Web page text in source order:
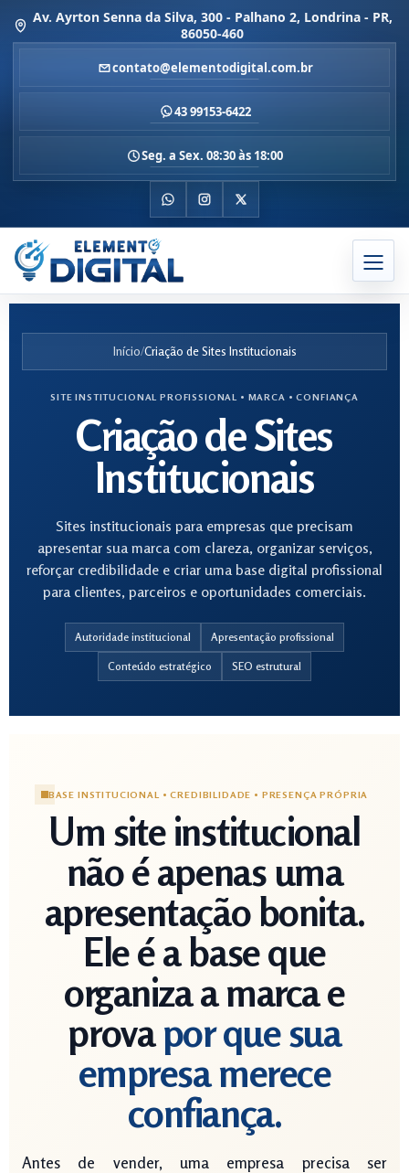
Av. Ayrton Senna da Silva, 300 - Palhano 2, Londrina - PR,
86050-460
contato@elementodigital.com.br
43 99153-6422
Seg. a Sex. 08:30 às 18:00
Início/Criação de Sites Institucionais
SITE INSTITUCIONAL PROFISSIONAL • MARCA • CONFIANÇA
Criação de Sites
Institucionais
Sites institucionais para empresas que precisam
apresentar sua marca com clareza, organizar serviços,
reforçar credibilidade e criar uma base digital profissional
para clientes, parceiros e oportunidades comerciais.
Autoridade institucional Apresentação profissional
Conteúdo estratégico SEO estrutural
BASE INSTITUCIONAL • CREDIBILIDADE • PRESENÇA PRÓPRIA
Um site institucional
não é apenas uma
apresentação bonita.
Ele é a base que
organiza a marca e
provapor que sua
empresa merece
confiança.
Antes de vender, uma empresa precisa ser